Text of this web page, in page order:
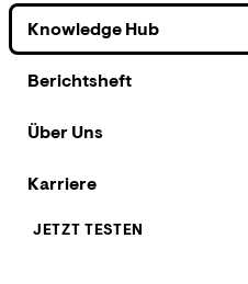
Knowledge Hub
Berichtsheft
Über Uns
Karriere
JETZT TESTEN